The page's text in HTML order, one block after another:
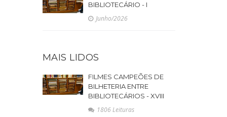
BIBLIOTECÁRIO - I
Junho/2026
MAIS LIDOS
FILMES CAMPEÕES DE
BILHETERIA ENTRE
BIBLIOTECÁRIOS - XVIII
1806 Leituras